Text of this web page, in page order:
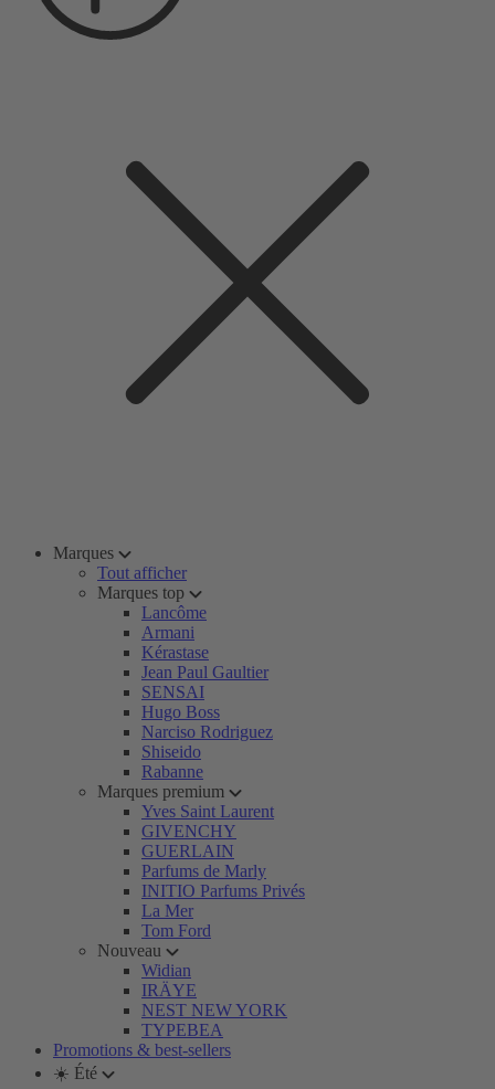
Marques
Tout afficher
Marques top
Lancôme
Armani
Kérastase
Jean Paul Gaultier
SENSAI
Hugo Boss
Narciso Rodriguez
Shiseido
Rabanne
Marques premium
Yves Saint Laurent
GIVENCHY
GUERLAIN
Parfums de Marly
INITIO Parfums Privés
La Mer
Tom Ford
Nouveau
Widian
IRÄYE
NEST NEW YORK
TYPEBEA
Promotions & best-sellers
☀️ Été